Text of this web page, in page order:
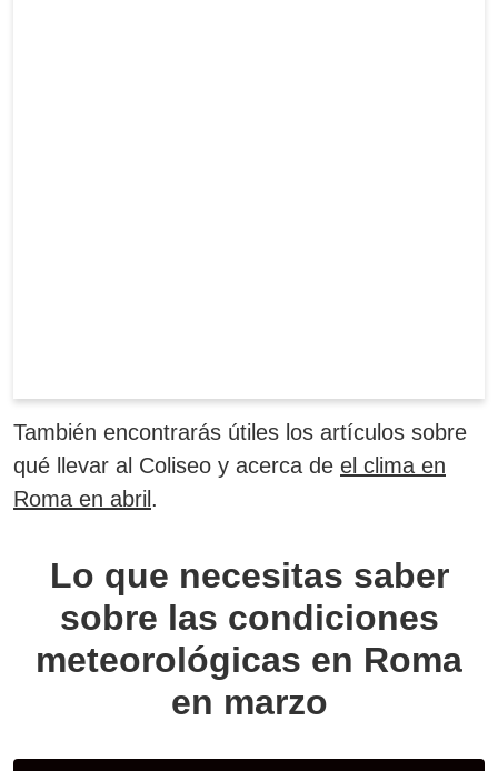
También encontrarás útiles los artículos sobre
qué llevar al Coliseo y acerca de el clima en
Roma en abril .
Lo que necesitas saber
sobre las condiciones
meteorológicas en Roma
en marzo